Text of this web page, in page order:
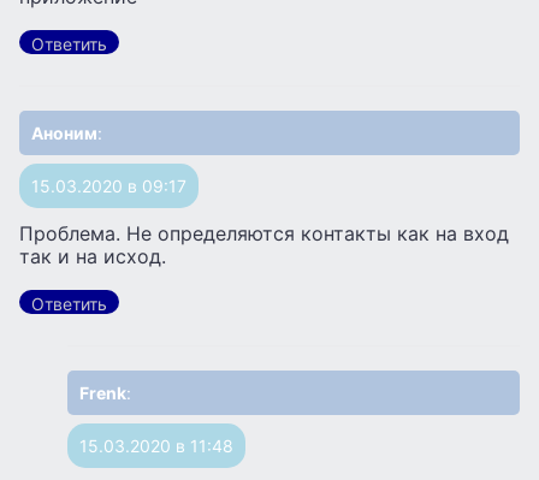
Ответить
Аноним:
15.03.2020 в 09:17
Проблема. Не определяются контакты как на вход
так и на исход.
Ответить
Frenk:
15.03.2020 в 11:48